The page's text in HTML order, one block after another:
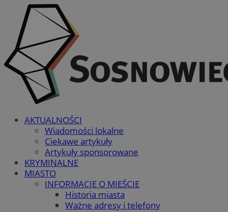
AKTUALNOŚCI
Wiadomości lokalne
Ciekawe artykuły
Artykuły sponsorowane
KRYMINALNE
MIASTO
INFORMACJE O MIEŚCIE
Historia miasta
Ważne adresy i telefony